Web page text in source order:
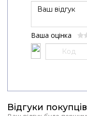
Ваша оцінка
Відгуки покупців